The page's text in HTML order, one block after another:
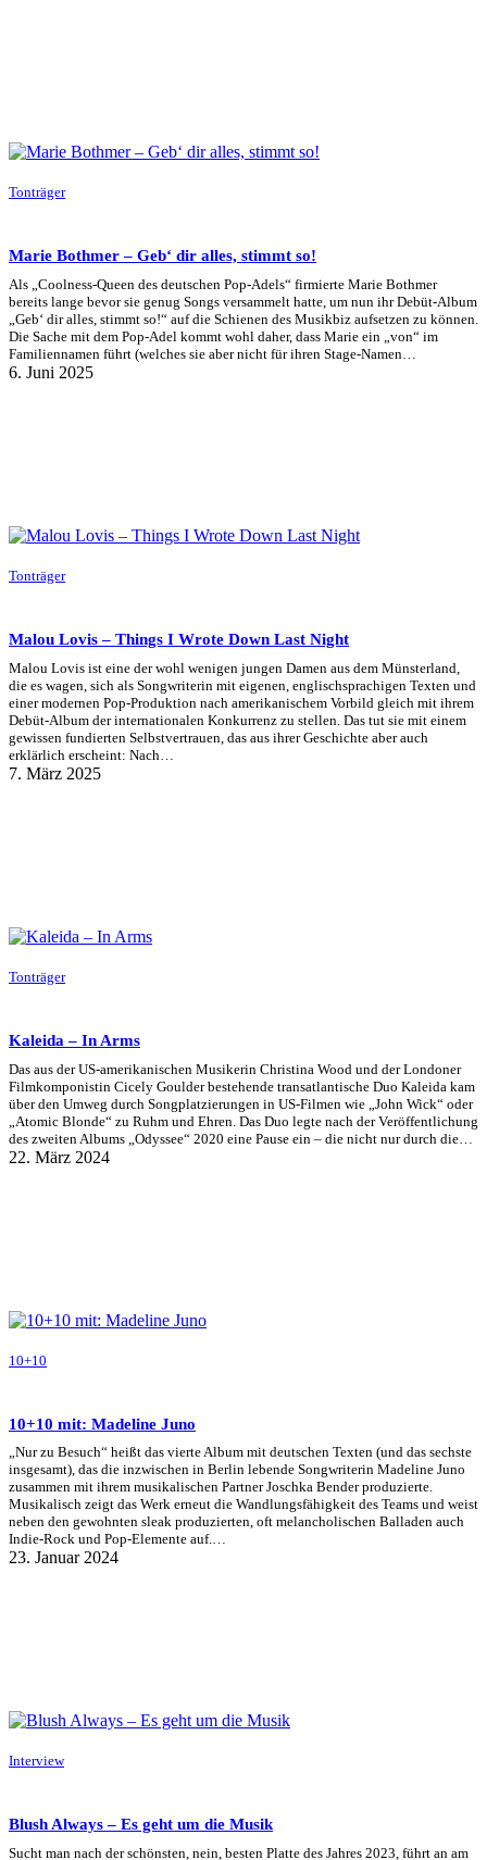
Tonträger
Marie Bothmer – Geb‘ dir alles, stimmt so!
Als „Coolness-Queen des deutschen Pop-Adels“ firmierte Marie Bothmer
bereits lange bevor sie genug Songs versammelt hatte, um nun ihr Debüt-Album
„Geb‘ dir alles, stimmt so!“ auf die Schienen des Musikbiz aufsetzen zu können.
Die Sache mit dem Pop-Adel kommt wohl daher, dass Marie ein „von“ im
Familiennamen führt (welches sie aber nicht für ihren Stage-Namen…
6. Juni 2025
Tonträger
Malou Lovis – Things I Wrote Down Last Night
Malou Lovis ist eine der wohl wenigen jungen Damen aus dem Münsterland,
die es wagen, sich als Songwriterin mit eigenen, englischsprachigen Texten und
einer modernen Pop-Produktion nach amerikanischem Vorbild gleich mit ihrem
Debüt-Album der internationalen Konkurrenz zu stellen. Das tut sie mit einem
gewissen fundierten Selbstvertrauen, das aus ihrer Geschichte aber auch
erklärlich erscheint: Nach…
7. März 2025
Tonträger
Kaleida – In Arms
Das aus der US-amerikanischen Musikerin Christina Wood und der Londoner
Filmkomponistin Cicely Goulder bestehende transatlantische Duo Kaleida kam
über den Umweg durch Songplatzierungen in US-Filmen wie „John Wick“ oder
„Atomic Blonde“ zu Ruhm und Ehren. Das Duo legte nach der Veröffentlichung
des zweiten Albums „Odyssee“ 2020 eine Pause ein – die nicht nur durch die…
22. März 2024
10+10
10+10 mit: Madeline Juno
„Nur zu Besuch“ heißt das vierte Album mit deutschen Texten (und das sechste
insgesamt), das die inzwischen in Berlin lebende Songwriterin Madeline Juno
zusammen mit ihrem musikalischen Partner Joschka Bender produzierte.
Musikalisch zeigt das Werk erneut die Wandlungsfähigkeit des Teams und weist
neben den gewohnten sleak produzierten, oft melancholischen Balladen auch
Indie-Rock und Pop-Elemente auf.…
23. Januar 2024
Interview
Blush Always – Es geht um die Musik
Sucht man nach der schönsten, nein, besten Platte des Jahres 2023, führt an am